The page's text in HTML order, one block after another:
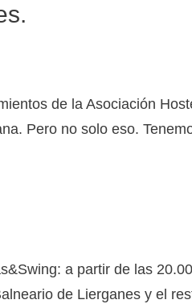
de la Asociación
Pero no solo eso.
a partir de las
de Lierganes y el